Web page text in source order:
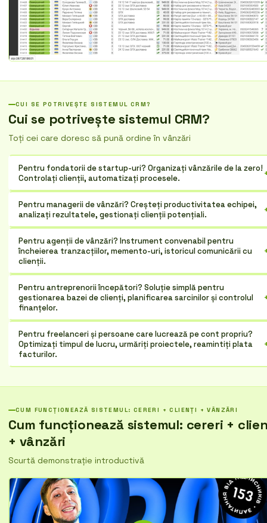
CUI SE POTRIVEȘTE SISTEMUL CRM?
Cui se potrivește sistemul CRM?
Toți cei care doresc să pună ordine în vânzări
Pentru fondatorii de startup-uri? Organizați vânzările de la zero!
Controlați clienții, automatizați procesele.
Pentru managerii de vânzări? Creșteți productivitatea echipei,
analizați rezultatele, gestionați clienții potențiali.
Pentru agenții de vânzări? Instrument convenabil pentru
încheierea tranzacțiilor, memento-uri, istoricul comunicării cu
clienții.
Pentru antreprenorii începători? Soluție simplă pentru
gestionarea bazei de clienți, planificarea sarcinilor și controlul
finanțelor.
Pentru freelanceri și persoane care lucrează pe cont propriu?
Optimizați timpul de lucru, urmăriți proiectele, reamintiți plata
facturilor.
CUM FUNCȚIONEAZĂ SISTEMUL: CERERI + CLIENȚI + VÂNZĂRI
Cum funcționează sistemul: cereri +
+ vânzări
Scurtă demonstrație introductivă